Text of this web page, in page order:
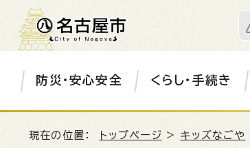
防災・安心安全 くらし・手続き
現在の位置： トップページ > キッズなごや